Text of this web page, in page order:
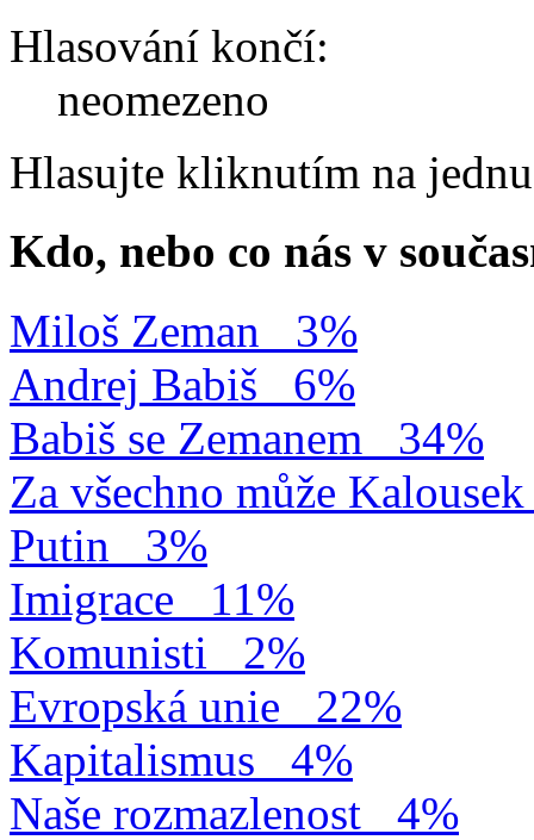
Hlasování končí:
neomezeno
Hlasujte kliknutím na
Kdo, nebo co nás v
Miloš Zeman
3%
Andrej Babiš
6%
Babiš se Zemanem
34%
Za všechno může Kalousek
Putin
3%
Imigrace
11%
Komunisti
2%
Evropská unie
22%
Kapitalismus
4%
Naše rozmazlenost
4%